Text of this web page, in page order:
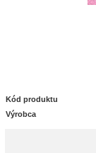
Kód produktu
Výrobca